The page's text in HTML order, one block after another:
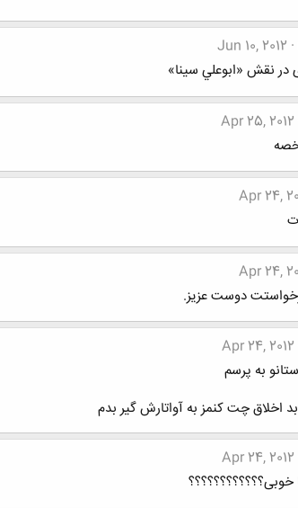
Jun 10, 2012
در نقش «ابوعلي سينا»
Apr 25, 2012
Apr 24,
Apr 24,
دوست عزیز.
Apr 24, 2012
به پرسم
اخلاق چت کنمز به آواتارش گیر بدم
Apr 24, 2012